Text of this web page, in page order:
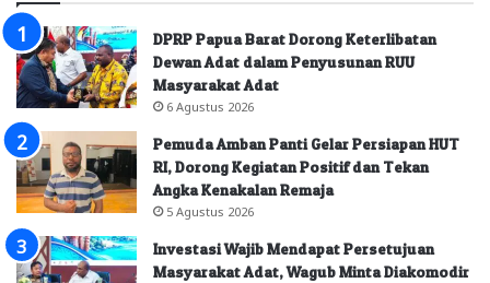
DPRP Papua Barat Dorong Keterlibatan
Dewan Adat dalam Penyusunan RUU
Masyarakat Adat
6 Agustus 2026
Pemuda Amban Panti Gelar Persiapan HUT
RI, Dorong Kegiatan Positif dan Tekan
Angka Kenakalan Remaja
5 Agustus 2026
Investasi Wajib Mendapat Persetujuan
Masyarakat Adat, Wagub Minta Diakomodir